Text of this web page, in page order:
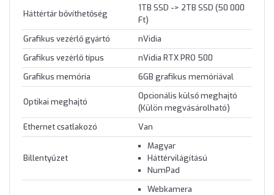
Háttértár bővíthetőség
1TB SSD -> 2TB SSD (50 000
Ft)
Grafikus vezérlő gyártó
nVidia
Grafikus vezérlő típus
nVidia RTX PRO 500
Grafikus memória
6GB grafikus memóriával
Optikai meghajtó
Opcionális külső meghajtó
(Külön megvásárolható)
Ethernet csatlakozó
Van
Billentyűzet
Magyar
Háttérvilágítású
NumPad
Webkamera